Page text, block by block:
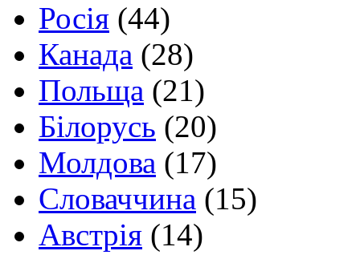
Росія (44)
Канада (28)
Польща (21)
Білорусь (20)
Молдова (17)
Словаччина (15)
Австрія (14)